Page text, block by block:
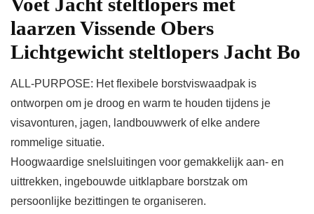
laarzen Vissende Obers
Lichtgewicht steltlopers Jacht Bo
ALL-PURPOSE: Het flexibele borstviswaadpak is
ontworpen om je droog en warm te houden tijdens je
visavonturen, jagen, landbouwwerk of elke andere
rommelige situatie.
Hoogwaardige snelsluitingen voor gemakkelijk aan- en
uittrekken, ingebouwde uitklapbare borstzak om
persoonlijke bezittingen te organiseren.